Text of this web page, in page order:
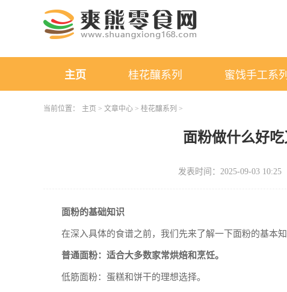
主页 桂花釀系列 蜜饯手工系列
当前位置： 主页 > 文章中心 > 桂花釀系列 >
面粉做什么好
发表时间：2025-09-03 10:25
面粉的基础知识
在深入具体的食谱之前，我们先来了解一下面粉的基本
普通面粉：适合大多数家常烘焙和烹饪。
低筋面粉：蛋糕和饼干的理想选择。